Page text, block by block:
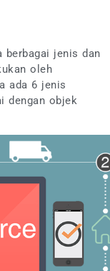
berbagai jenis dan
oleh
ada 6 jenis
dengan objek